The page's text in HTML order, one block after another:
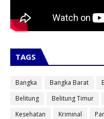
TAGS
Bangka Bangka Barat
Belitung
Belitung Timur
Kesehatan
Kriminal